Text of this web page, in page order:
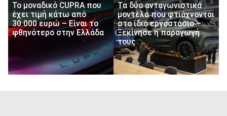
Το μοναδικό CUPRA που
έχει τιμή κάτω από
30.000 ευρώ – Είναι το
φθηνότερο στην Ελλάδα
Τα δύο ανταγωνιστικά
μοντέλα που φτιάχνονται
στο ίδιο εργοστάσιο –
Ξεκίνησε η παραγωγή
τους